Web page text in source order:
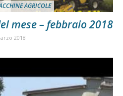
AGRICOLE
mese – febbraio 2018
2018